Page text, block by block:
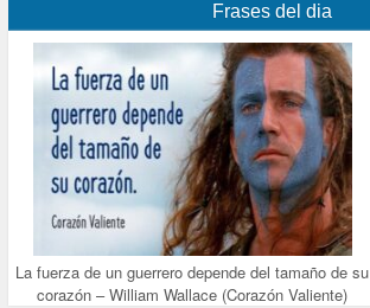
Frases del dia
La fuerza de un guerrero depende del tamaño de su
corazón – William Wallace (Corazón Valiente)